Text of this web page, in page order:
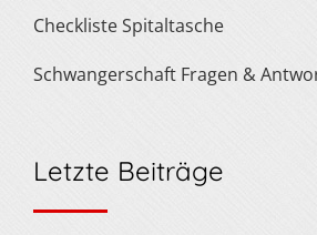
Checkliste Spitaltasche
Schwangerschaft Fragen &
Letzte Beiträge